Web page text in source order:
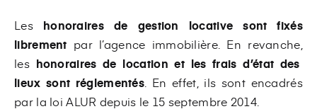
Les honoraires de gestion locative sont fixés
librement par l’agence immobilière. En revanche,
leshonoraires de location et les frais d’état des
lieux sont réglementés . En effet, ils sont encadrés
par la loi ALUR depuis le 15 septembre 2014.